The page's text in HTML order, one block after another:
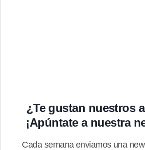
¿Te gustan nuestros
¡Apúntate a nuestra
Cada semana enviamos una